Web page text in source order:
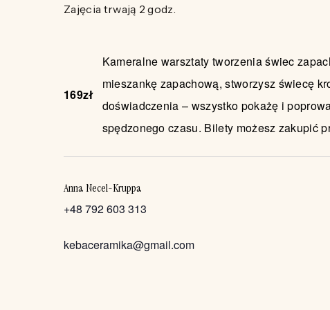
Zajęcia trwają 2 godz.
169zł
Kameralne warsztaty tworzenia świec
mieszankę zapachową, stworzysz świecę
doświadczenia – wszystko pokażę i
spędzonego czasu. Bilety możesz zakupić
Anna Necel-Kruppa
+48 792 603 313
kebaceramika@gmail.com